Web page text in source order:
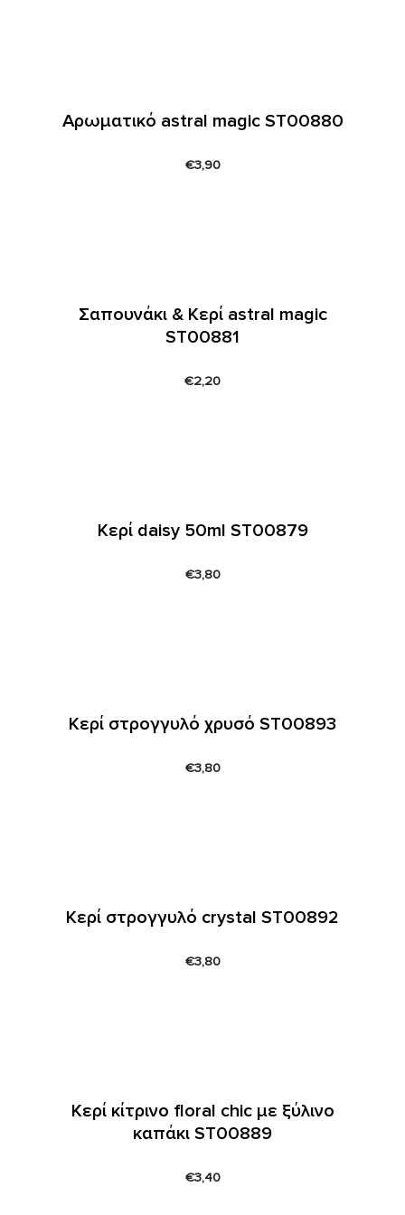
Αρωματικό astral magic ST00880
€3,90
Σαπουνάκι & Κερί astral magic
ST00881
€2,20
Κερί daisy 50ml ST00879
€3,80
Κερί στρογγυλό χρυσό ST00893
€3,80
Κερί στρογγυλό crystal ST00892
€3,80
Κερί κίτρινο floral chic με ξύλινο
καπάκι ST00889
€3,40